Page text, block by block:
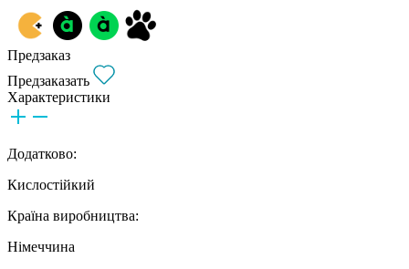
Предзаказ
Предзаказать
Характеристики
Додатково:
Кислостійкий
Країна виробництва:
Німеччина